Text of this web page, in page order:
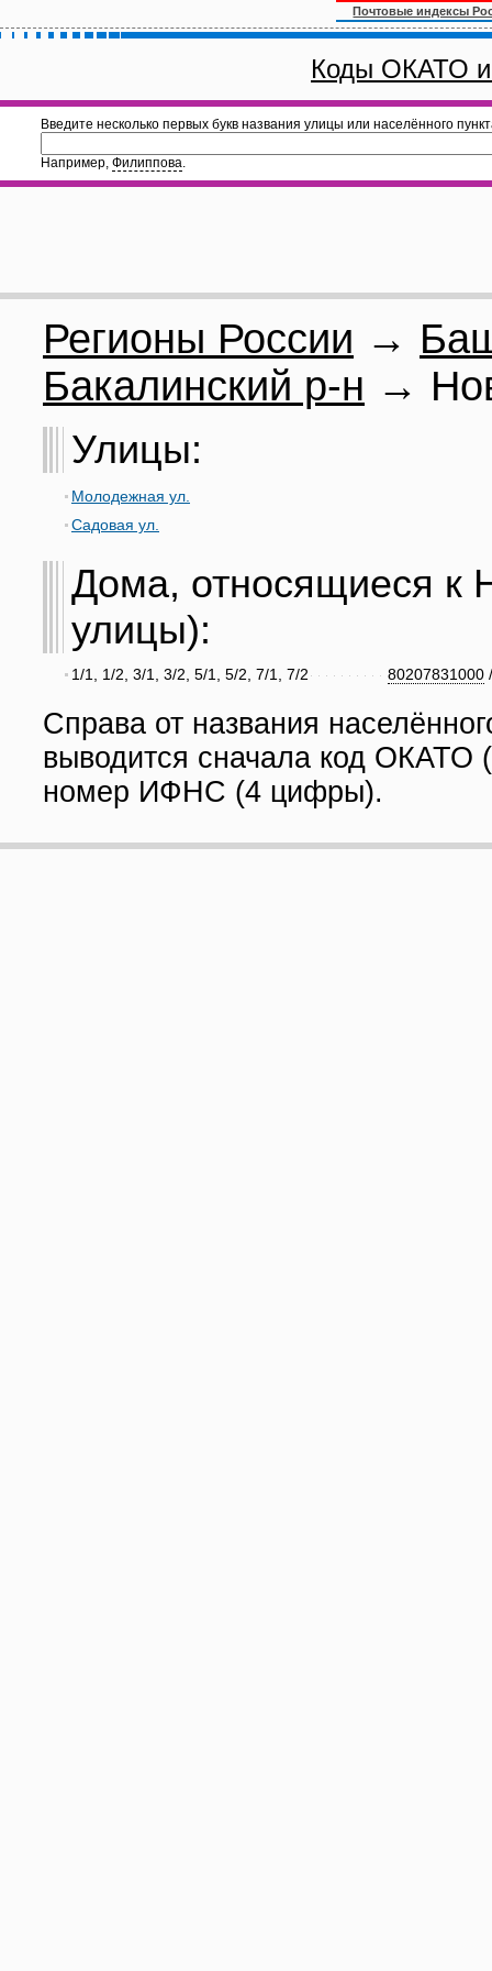
Почтовые индексы
Коды ОКАТО
Введите несколько первых букв названия улицы или населённого
Например, Филиппова.
Регионы России →
Бакалинский р-н →
Улицы:
Молодежная ул.
Садовая ул.
Дома, относящиеся к
улицы):
80207831000
1/1, 1/2, 3/1, 3/2, 5/1, 5/2, 7/1, 7/2
Справа от названия
выводится сначала код ОКАТО
номер ИФНС (4 цифры).